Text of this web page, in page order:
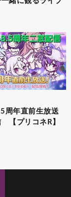
周年直前生放送
【プリコネR】